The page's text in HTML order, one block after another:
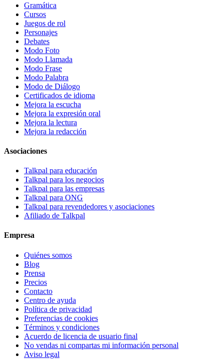
Gramática
Cursos
Juegos de rol
Personajes
Debates
Modo Foto
Modo Llamada
Modo Frase
Modo Palabra
Modo de Diálogo
Certificados de idioma
Mejora la escucha
Mejora la expresión oral
Mejora la lectura
Mejora la redacción
Asociaciones
Talkpal para educación
Talkpal para los negocios
Talkpal para las empresas
Talkpal para ONG
Talkpal para revendedores y asociaciones
Afiliado de Talkpal
Empresa
Quiénes somos
Blog
Prensa
Precios
Contacto
Centro de ayuda
Política de privacidad
Preferencias de cookies
Términos y condiciones
Acuerdo de licencia de usuario final
No vendas ni compartas mi información personal
Aviso legal